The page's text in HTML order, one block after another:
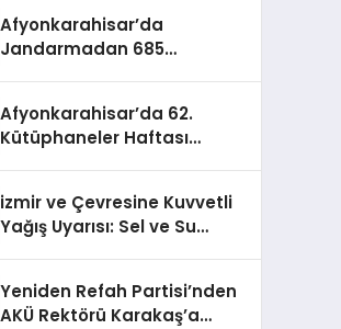
Afyonkarahisar’da
Jandarmadan 685
Afyonkarahisar’da 62.
Kütüphaneler Haftası
izmir ve Çevresine Kuvvetli
Yağış Uyarısı: Sel ve Su
Yeniden Refah Partisi’nden
AKÜ Rektörü Karakaş’a